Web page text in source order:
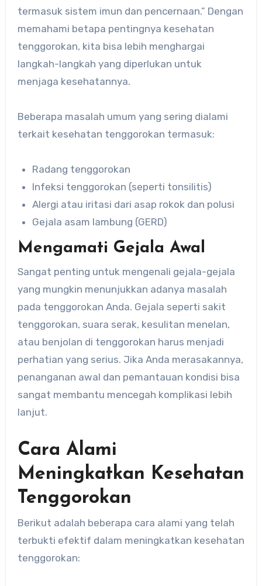
termasuk sistem imun dan pencernaan.” Dengan
memahami betapa pentingnya kesehatan
tenggorokan, kita bisa lebih menghargai
langkah-langkah yang diperlukan untuk
menjaga kesehatannya.
Beberapa masalah umum yang sering dialami
terkait kesehatan tenggorokan termasuk:
Radang tenggorokan
Infeksi tenggorokan (seperti tonsilitis)
Alergi atau iritasi dari asap rokok dan polusi
Gejala asam lambung (GERD)
Mengamati Gejala Awal
Sangat penting untuk mengenali gejala-gejala
yang mungkin menunjukkan adanya masalah
pada tenggorokan Anda. Gejala seperti sakit
tenggorokan, suara serak, kesulitan menelan,
atau benjolan di tenggorokan harus menjadi
perhatian yang serius. Jika Anda merasakannya,
penanganan awal dan pemantauan kondisi bisa
sangat membantu mencegah komplikasi lebih
lanjut.
Cara Alami
Meningkatkan Kesehatan
Tenggorokan
Berikut adalah beberapa cara alami yang telah
terbukti efektif dalam meningkatkan kesehatan
tenggorokan: